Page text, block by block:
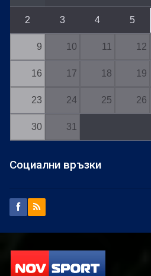
2 3 4 5
9 10 11 12
16 17 18 19
23 24 25 26
30 31
Социални връзки